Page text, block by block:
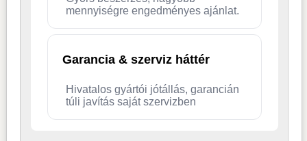
mennyiségre engedményes ajánlat.
Garancia & szerviz háttér
Hivatalos gyártói jótállás, garancián
túli javítás saját szervizben